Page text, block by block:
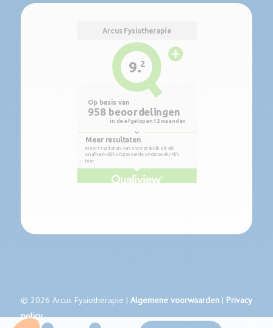
© 2026 Arcus Fysiotherapie | Algemene voorwaarden| Privacy
policy